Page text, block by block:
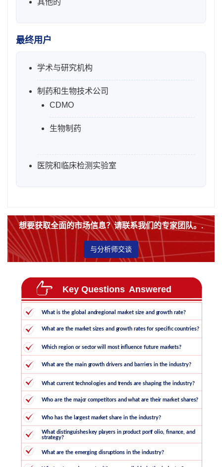
最终用户
学术与研究机构
制药和生物技术公司
CDMO
生物制药
医院和临床检测实验室
想要获取全面的市场信息？请联系我们的专家团队。.
与分析师交谈